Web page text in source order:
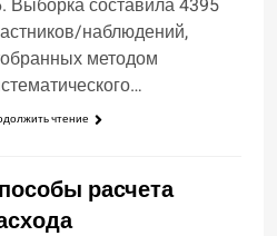
Выборка составила 4395
наблюдений,
методом
чтение
расчета